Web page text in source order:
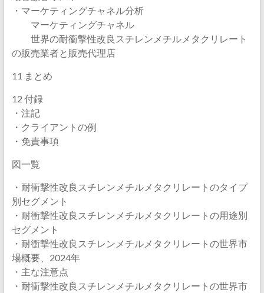
・マーケティングチャネル分析
マーケティングチャネル
世界の耐衝撃性改良スチレンメチルメタクリレート
の販売業者と販売代理店
11 まとめ
12 付録
・注記
・クライアントの例
・免責事項
図一覧
・耐衝撃性改良スチレンメチルメタクリレートのタイプ
別セグメント
・耐衝撃性改良スチレンメチルメタクリレートの用途別
セグメント
・耐衝撃性改良スチレンメチルメタクリレートの世界市
場概要、2024年
・主な注意点
・耐衝撃性改良スチレンメチルメタクリレートの世界市